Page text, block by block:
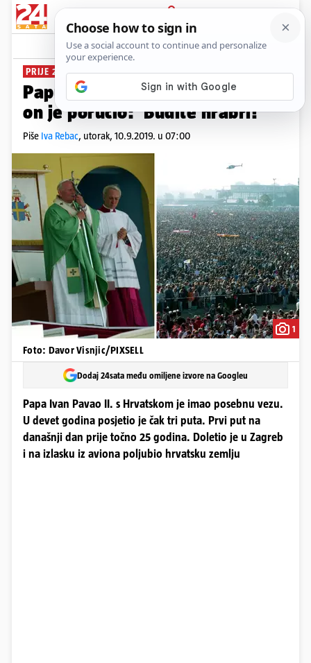
PRIJAVA
News Komentari
PRIJE 25 GODINA
Papu dočekalo milijun Hrvata, a
on je poručio: 'Budite hrabri!'
Piše Iva Rebac, utorak, 10.9.2019. u 07:00
1
Foto: Davor Visnjic/PIXSELL
Dodaj 24sata među omiljene izvore na Googleu
Papa Ivan Pavao II. s Hrvatskom je imao posebnu vezu.
U devet godina posjetio je čak tri puta. Prvi put na
današnji dan prije točno 25 godina. Doletio je u Zagreb
i na izlasku iz aviona poljubio hrvatsku zemlju